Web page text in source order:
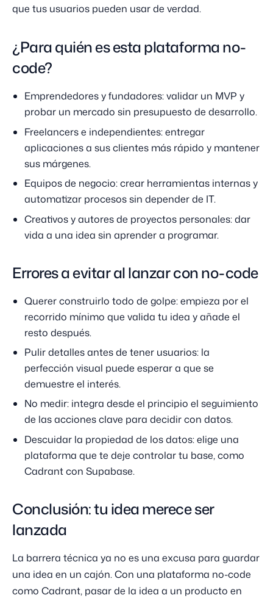
que tus usuarios pueden usar de verdad.
¿Para quién es esta plataforma no-
code?
Emprendedores y fundadores: validar un MVP y
probar un mercado sin presupuesto de desarrollo.
Freelancers e independientes: entregar
aplicaciones a sus clientes más rápido y mantener
sus márgenes.
Equipos de negocio: crear herramientas internas y
automatizar procesos sin depender de IT.
Creativos y autores de proyectos personales: dar
vida a una idea sin aprender a programar.
Errores a evitar al lanzar con no-code
Querer construirlo todo de golpe: empieza por el
recorrido mínimo que valida tu idea y añade el
resto después.
Pulir detalles antes de tener usuarios: la
perfección visual puede esperar a que se
demuestre el interés.
No medir: integra desde el principio el seguimiento
de las acciones clave para decidir con datos.
Descuidar la propiedad de los datos: elige una
plataforma que te deje controlar tu base, como
Cadrant con Supabase.
Conclusión: tu idea merece ser
lanzada
La barrera técnica ya no es una excusa para guardar
una idea en un cajón. Con una plataforma no-code
como Cadrant, pasar de la idea a un producto en